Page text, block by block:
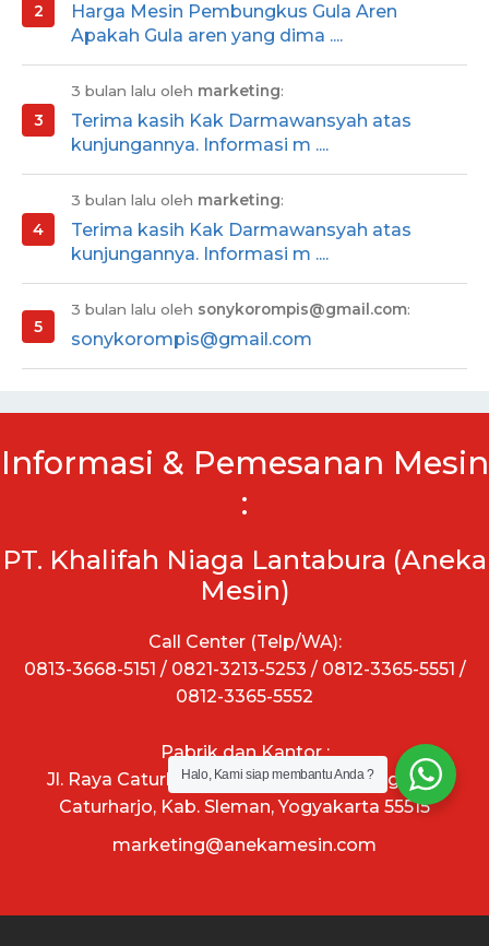
Harga Mesin Pembungkus Gula Aren
Apakah Gula aren yang dima ....
3 bulan lalu oleh marketing:
Terima kasih Kak Darmawansyah atas
kunjungannya. Informasi m ....
3 bulan lalu oleh marketing:
Terima kasih Kak Darmawansyah atas
kunjungannya. Informasi m ....
3 bulan lalu oleh sonykorompis@gmail.com:
sonykorompis@gmail.com
Informasi & Pemesanan Mesin
:
PT. Khalifah Niaga Lantabura (Aneka
Mesin)
Call Center (Telp/WA):
0813-3668-5151 / 0821-3213-5253 / 0812-3365-5551 /
0812-3365-5552
Pabrik dan Kantor :
Jl. Raya Caturharjo, RT.05/RW.06, Ngangkruk,
Caturharjo, Kab. Sleman, Yogyakarta 55515
marketing@anekamesin.com
Halo, Kami siap membantu Anda ?